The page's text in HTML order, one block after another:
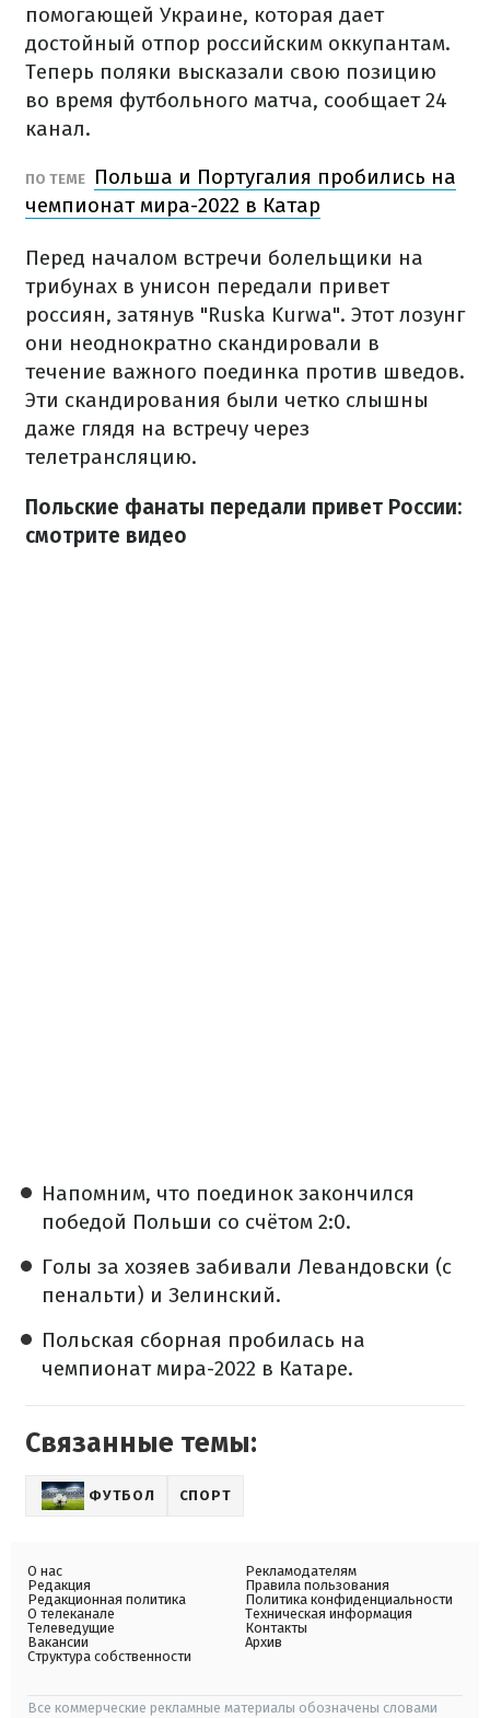
помогающей Украине, которая дает
достойный отпор российским оккупантам.
Теперь поляки высказали свою позицию
во время футбольного матча, сообщает 24
канал.
ПО ТЕМЕ
Польша и Португалия пробились на
чемпионат мира-2022 в Катар
Перед началом встречи болельщики на
трибунах в унисон передали привет
россиян, затянув "Ruska Kurwa". Этот лозунг
они неоднократно скандировали в
течение важного поединка против шведов.
Эти скандирования были четко слышны
даже глядя на встречу через
телетрансляцию.
Польские фанаты передали привет России:
смотрите видео
Напомним, что поединок закончился
победой Польши со счётом 2:0.
Голы за хозяев забивали Левандовски (с
пенальти) и Зелинский.
Польская сборная пробилась на
чемпионат мира-2022 в Катаре.
Связанные темы:
ФУТБОЛ СПОРТ
О нас
Редакция
Редакционная политика
О телеканале
Телеведущие
Вакансии
Структура собственности
Рекламодателям
Правила пользования
Политика конфиденциальности
Техническая информация
Контакты
Архив
Все коммерческие рекламные материалы обозначены словами